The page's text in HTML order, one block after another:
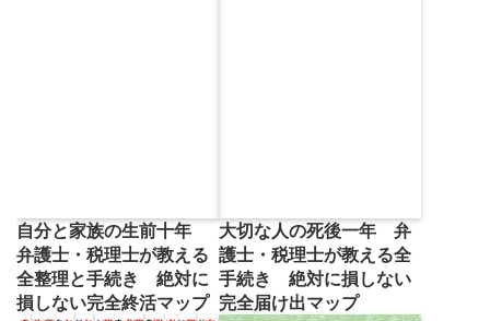
自分と家族の生前十年
弁護士・税理士が教える
全整理と手続き 絶対に
損しない完全終活マップ
大切な人の死後一年 弁
護士・税理士が教える全
手続き 絶対に損しない
完全届け出マップ